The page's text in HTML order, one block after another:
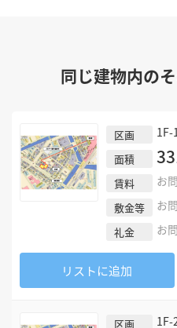
同じ建物内の
区画 1F-
面積
賃料 お
敷金等 お
礼金 お
リストに追加
区画 1F-